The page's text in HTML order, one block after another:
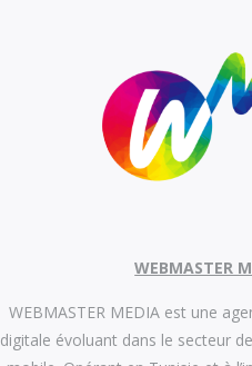
WEBMASTER
WEBMASTER MEDIA est une
digitale évoluant dans le secteur